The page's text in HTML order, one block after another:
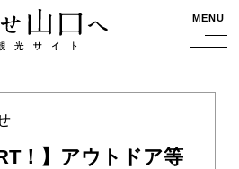
県観光サイト MENU
！】アウトドア等